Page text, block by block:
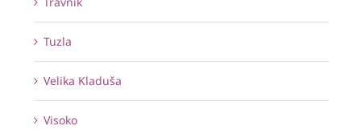
Tuzla
Velika Kladuša
Visoko